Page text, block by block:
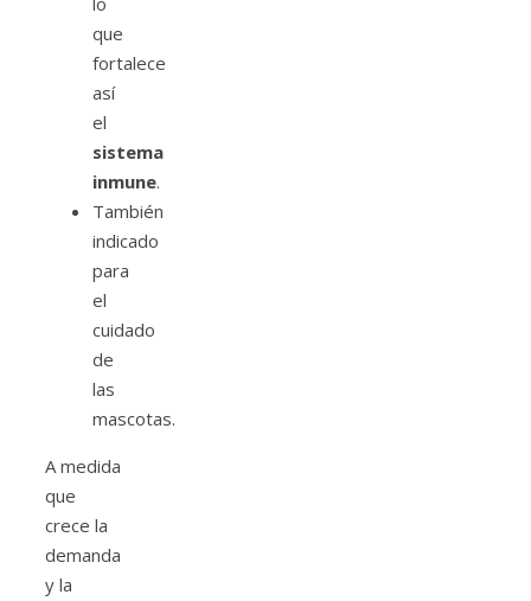
que
fortalece
así
el
sistema
inmune.
También
indicado
para
el
cuidado
de
las
mascotas.
A medida
que
crece la
demanda
y la